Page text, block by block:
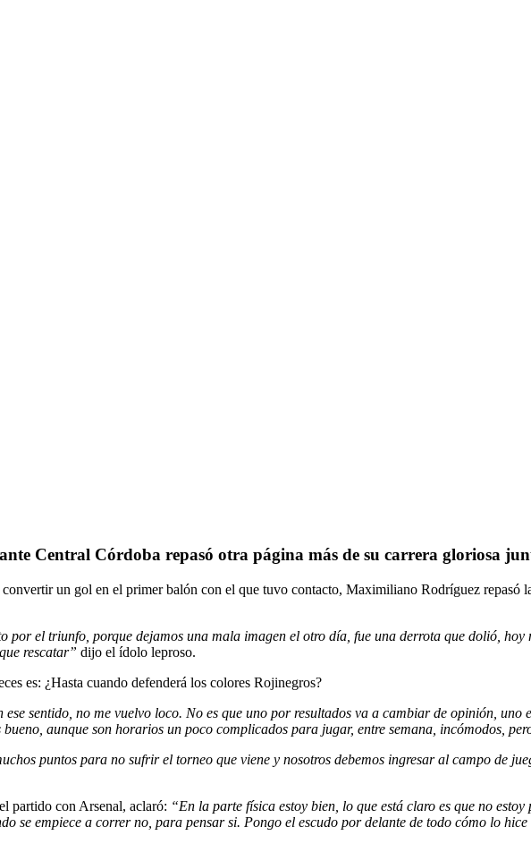
Central Córdoba repasó otra página más de su carrera gloriosa
un gol en el primer balón con el que tuvo contacto, Maximiliano Rodríguez repasó
por el triunfo, porque dejamos una mala imagen el otro día, fue una derrota que dolió,
rescatar” dijo el ídolo leproso.
es: ¿Hasta cuando defenderá los colores Rojinegros?
sentido, no me vuelvo loco. No es que uno por resultados va a cambiar de opinión,
aunque son horarios un poco complicados para jugar, entre semana, incómodos,
puntos para no sufrir el torneo que viene y nosotros debemos ingresar al campo de
partido con Arsenal, aclaró: “En la parte física estoy bien, lo que está claro es que no
se empiece a correr no, para pensar si. Pongo el escudo por delante de todo cómo lo hice